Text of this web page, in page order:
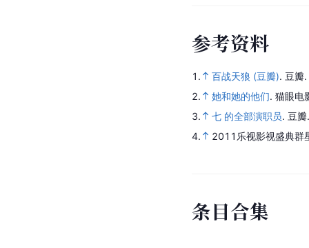
参考资料
1. 百战天狼 (豆瓣). 豆瓣.
2.
她和她的他们. 猫眼电
3.
七 的全部演职员. 豆
4.
2011乐视影视盛典群
条目合集